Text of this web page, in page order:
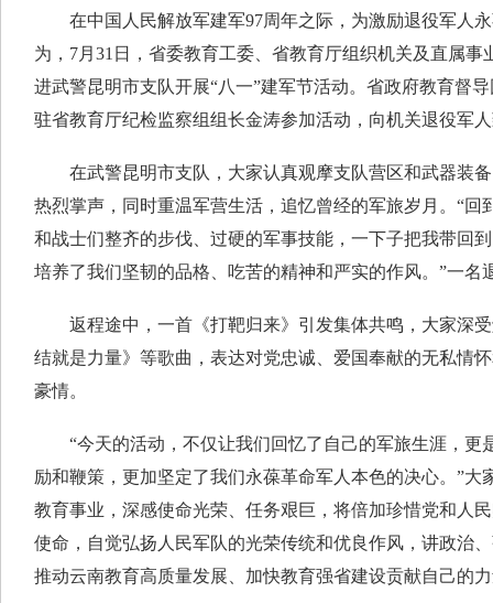
在中国人民解放军建军97周年之际，为激励退役军人永
为，7月31日，省委教育工委、省教育厅组织机关及直属事
进武警昆明市支队开展“八一”建军节活动。省政府教育督
驻省教育厅纪检监察组组长金涛参加活动，向机关退役军
在武警昆明市支队，大家认真观摩支队营区和武器装备
热烈掌声，同时重温军营生活，追忆曾经的军旅岁月。“回
和战士们整齐的步伐、过硬的军事技能，一下子把我带回
培养了我们坚韧的品格、吃苦的精神和严实的作风。”一名
返程途中，一首《打靶归来》引发集体共鸣，大家深受
结就是力量》等歌曲，表达对党忠诚、爱国奉献的无私情
豪情。
“今天的活动，不仅让我们回忆了自己的军旅生涯，更
励和鞭策，更加坚定了我们永葆革命军人本色的决心。”大
教育事业，深感使命光荣、任务艰巨，将倍加珍惜党和人
使命，自觉弘扬人民军队的光荣传统和优良作风，讲政治
推动云南教育高质量发展、加快教育强省建设贡献自己的